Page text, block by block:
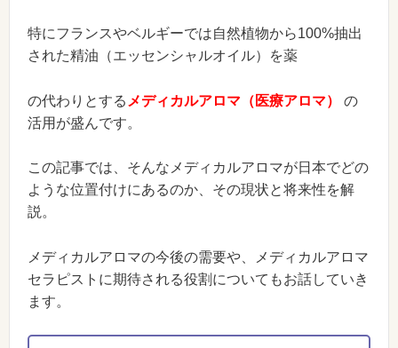
特にフランスやベルギーでは自然植物から100%抽出
された精油（エッセンシャルオイル）を薬
の代わりとする メディカルアロマ（医療アロマ） の
活用が盛んです。
この記事では、そんなメディカルアロマが日本でどの
ような位置付けにあるのか、その現状と将来性を解
説。
メディカルアロマの今後の需要や、メディカルアロマ
セラピストに期待される役割についてもお話していき
ます。